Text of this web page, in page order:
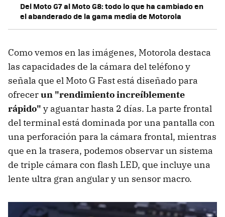
Del Moto G7 al Moto G8: todo lo que ha cambiado en
el abanderado de la gama media de Motorola
Como vemos en las imágenes, Motorola destaca
las capacidades de la cámara del teléfono y
señala que el Moto G Fast está diseñado para
ofrecerun "rendimiento increíblemente
rápido" y aguantar hasta 2 días. La parte frontal
del terminal está dominada por una pantalla con
una perforación para la cámara frontal, mientras
que en la trasera, podemos observar un sistema
de triple cámara con flash LED, que incluye una
lente ultra gran angular y un sensor macro.